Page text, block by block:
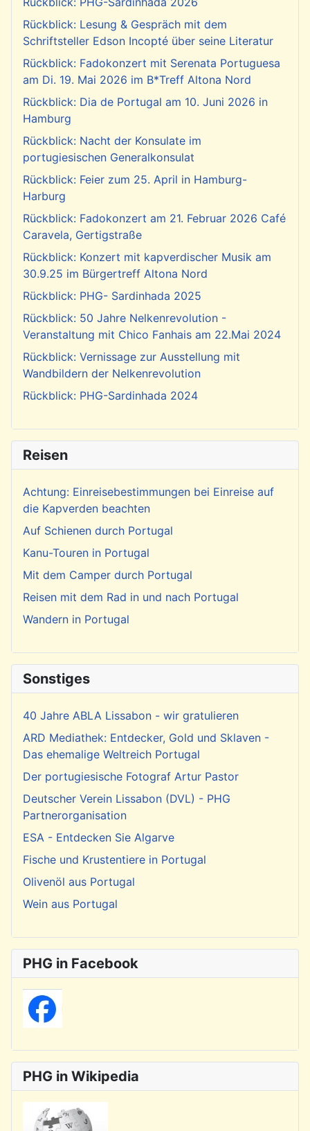
Rückblick: Lesung & Gespräch mit dem
Schriftsteller Edson Incopté über seine Literatur
Rückblick: Fadokonzert mit Serenata Portuguesa
am Di. 19. Mai 2026 im B*Treff Altona Nord
Rückblick: Dia de Portugal am 10. Juni 2026 in
Hamburg
Rückblick: Nacht der Konsulate im
portugiesischen Generalkonsulat
Rückblick: Feier zum 25. April in Hamburg-
Harburg
Rückblick: Fadokonzert am 21. Februar 2026 Café
Caravela, Gertigstraße
Rückblick: Konzert mit kapverdischer Musik am
30.9.25 im Bürgertreff Altona Nord
Rückblick: PHG- Sardinhada 2025
Rückblick: 50 Jahre Nelkenrevolution -
Veranstaltung mit Chico Fanhais am 22.Mai 2024
Rückblick: Vernissage zur Ausstellung mit
Wandbildern der Nelkenrevolution
Rückblick: PHG-Sardinhada 2024
Reisen
Achtung: Einreisebestimmungen bei Einreise auf
die Kapverden beachten
Auf Schienen durch Portugal
Kanu-Touren in Portugal
Mit dem Camper durch Portugal
Reisen mit dem Rad in und nach Portugal
Wandern in Portugal
Sonstiges
40 Jahre ABLA Lissabon - wir gratulieren
ARD Mediathek: Entdecker, Gold und Sklaven -
Das ehemalige Weltreich Portugal
Der portugiesische Fotograf Artur Pastor
Deutscher Verein Lissabon (DVL) - PHG
Partnerorganisation
ESA - Entdecken Sie Algarve
Fische und Krustentiere in Portugal
Olivenöl aus Portugal
Wein aus Portugal
PHG in Facebook
PHG in Wikipedia